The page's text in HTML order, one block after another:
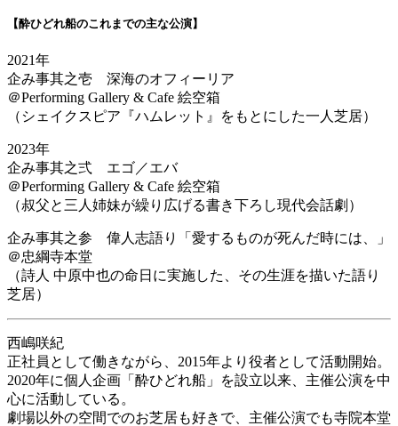
【酔ひどれ船のこれまでの主な公演】
2021年
企み事其之壱 深海のオフィーリア
＠Performing Gallery & Cafe 絵空箱
（シェイクスピア『ハムレット』をもとにした一人芝居）
2023年
企み事其之弍 エゴ／エバ
＠Performing Gallery & Cafe 絵空箱
（叔父と三人姉妹が繰り広げる書き下ろし現代会話劇）
企み事其之参 偉人志語り「愛するものが死んだ時には、」
＠忠綱寺本堂
（詩人 中原中也の命日に実施した、その生涯を描いた語り
芝居）
西嶋咲紀
正社員として働きながら、2015年より役者として活動開始。
2020年に個人企画「酔ひどれ船」を設立以来、主催公演を中
心に活動している。
劇場以外の空間でのお芝居も好きで、主催公演でも寺院本堂